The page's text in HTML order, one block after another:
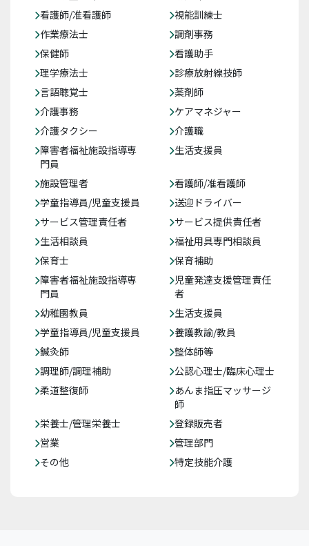
看護師/准看護師
視能訓練士
作業療法士
調剤事務
保健師
看護助手
理学療法士
診療放射線技師
言語聴覚士
薬剤師
介護事務
ケアマネジャー
介護タクシー
介護職
障害者福祉施設指導専
門員
生活支援員
施設管理者
看護師/准看護師
学童指導員/児童支援員
送迎ドライバー
サービス管理責任者
サービス提供責任者
生活相談員
福祉用具専門相談員
保育士
保育補助
障害者福祉施設指導専
門員
児童発達支援管理責任
者
幼稚園教員
生活支援員
学童指導員/児童支援員
養護教諭/教員
鍼灸師
整体師等
調理師/調理補助
公認心理士/臨床心理士
柔道整復師
あんま指圧マッサージ
師
栄養士/管理栄養士
登録販売者
営業
管理部門
その他
特定技能介護